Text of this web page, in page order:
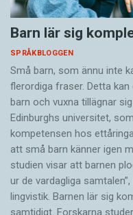
Barn lär sig
SPRÅKBLOGGEN
Små barn, som ännu inte
flerordiga fraser. Detta
barn och vuxna tillägnar
Edinburghs universitet,
kompetensen hos
att små barn känner igen
studien visar att barnen
ur de vardagliga
lingvistik. Barnen lär sig
samtidigt. Forskarna